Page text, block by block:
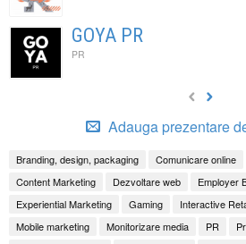
GOYA PR
PR
Adauga prezentare
Branding, design, packaging Comunicare online
Content Marketing
Dezvoltare web Employer
Experiential Marketing
Gaming Interactive
Mobile marketing
Monitorizare media PR